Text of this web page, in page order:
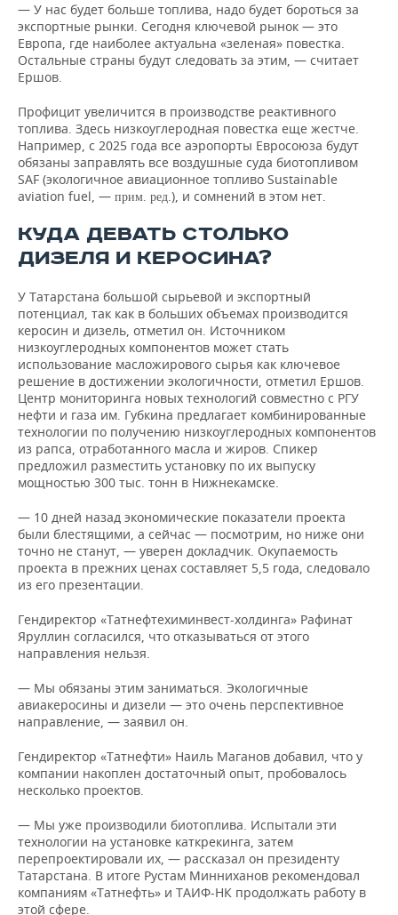
— У нас будет больше топлива, надо будет бороться за
экспортные рынки. Сегодня ключевой рынок — это
Европа, где наиболее актуальна «зеленая» повестка.
Остальные страны будут следовать за этим, — считает
Ершов.
Профицит увеличится в производстве реактивного
топлива. Здесь низкоуглеродная повестка еще жестче.
Например, с 2025 года все аэропорты Евросоюза будут
обязаны заправлять все воздушные суда биотопливом
SAF (экологичное авиационное топливо Sustainable
aviation fuel, — прим. ред.), и сомнений в этом нет.
КУДА ДЕВАТЬ СТОЛЬКО
ДИЗЕЛЯ И КЕРОСИНА?
У Татарстана большой сырьевой и экспортный
потенциал, так как в больших объемах производится
керосин и дизель, отметил он. Источником
низкоуглеродных компонентов может стать
использование масложирового сырья как ключевое
решение в достижении экологичности, отметил Ершов.
Центр мониторинга новых технологий совместно с РГУ
нефти и газа им. Губкина предлагает комбинированные
технологии по получению низкоуглеродных компонентов
из рапса, отработанного масла и жиров. Спикер
предложил разместить установку по их выпуску
мощностью 300 тыс. тонн в Нижнекамске.
— 10 дней назад экономические показатели проекта
были блестящими, а сейчас — посмотрим, но ниже они
точно не станут, — уверен докладчик. Окупаемость
проекта в прежних ценах составляет 5,5 года, следовало
из его презентации.
Гендиректор «Татнефтехиминвест-холдинга» Рафинат
Яруллин согласился, что отказываться от этого
направления нельзя.
— Мы обязаны этим заниматься. Экологичные
авиакеросины и дизели — это очень перспективное
направление, — заявил он.
Гендиректор «Татнефти» Наиль Маганов добавил, что у
компании накоплен достаточный опыт, пробовалось
несколько проектов.
— Мы уже производили биотоплива. Испытали эти
технологии на установке каткрекинга, затем
перепроектировали их, — рассказал он президенту
Татарстана. В итоге Рустам Минниханов рекомендовал
компаниям «Татнефть» и ТАИФ-НК продолжать работу в
этой сфере.